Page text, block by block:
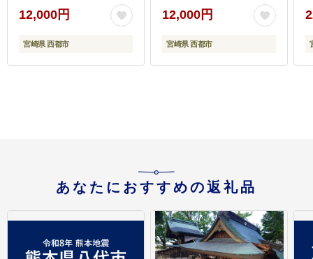
12,000円
宮崎県 西都市
12,000円
宮崎県 西都市
あなたにおすすめの返礼品